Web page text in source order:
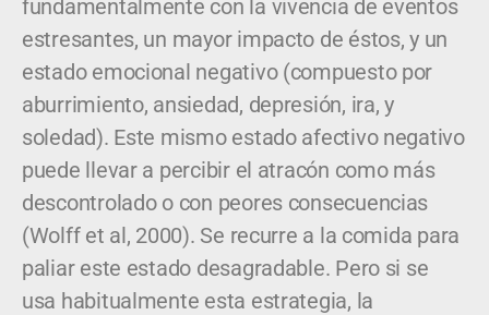
fundamentalmente con la vivencia de eventos
estresantes, un mayor impacto de éstos, y un
estado emocional negativo (compuesto por
aburrimiento, ansiedad, depresión, ira, y
soledad). Este mismo estado afectivo negativo
puede llevar a percibir el atracón como más
descontrolado o con peores consecuencias
(Wolff et al, 2000). Se recurre a la comida para
paliar este estado desagradable. Pero si se
usa habitualmente esta estrategia, la